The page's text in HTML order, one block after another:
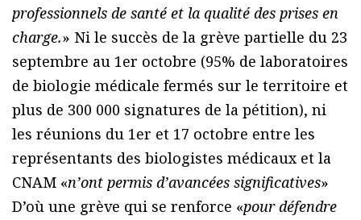
professionnels de santé et la qualité des prises en
charge.» Ni le succès de la grève partielle du 23
septembre au 1er octobre (95% de laboratoires
de biologie médicale fermés sur le territoire et
plus de 300 000 signatures de la pétition), ni
les réunions du 1er et 17 octobre entre les
représentants des biologistes médicaux et la
CNAM «n’ont permis d’avancées significatives»
D’où une grève qui se renforce «pour défendre